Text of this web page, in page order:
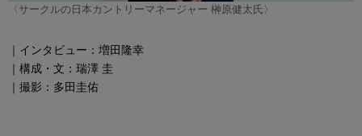
〈サークルの日本カントリーマネージャー 榊原健太氏〉
｜インタビュー：増田隆幸
｜構成・文：瑞澤 圭
｜撮影：多田圭佑